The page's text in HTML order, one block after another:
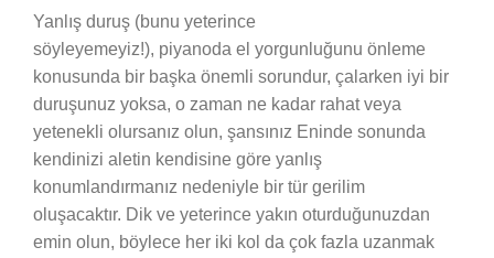
Yanlış duruş (bunu yeterince
söyleyemeyiz!), piyanoda el yorgunluğunu önleme
konusunda bir başka önemli sorundur, çalarken iyi bir
duruşunuz yoksa, o zaman ne kadar rahat veya
yetenekli olursanız olun, şansınız Eninde sonunda
kendinizi aletin kendisine göre yanlış
konumlandırmanız nedeniyle bir tür gerilim
oluşacaktır. Dik ve yeterince yakın oturduğunuzdan
emin olun, böylece her iki kol da çok fazla uzanmak